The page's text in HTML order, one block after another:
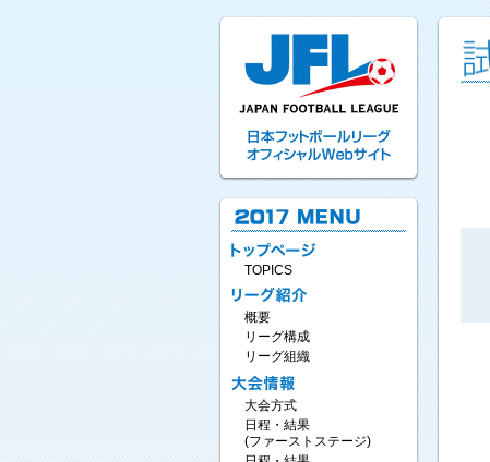
TOPICS
概要
リーグ構成
リーグ組織
大会方式
日程・結果
(ファーストステージ)